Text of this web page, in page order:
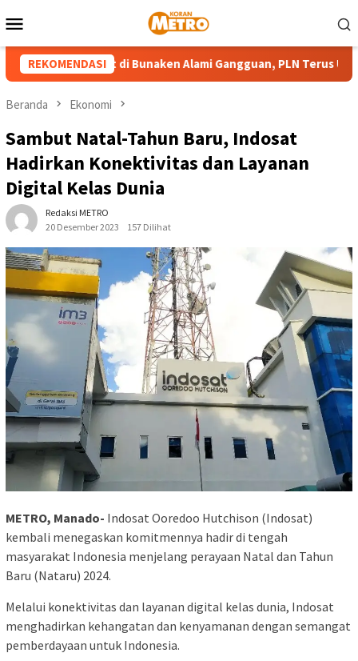
ke
Mobile
REKOMENDASI
Pembangkit di Bunaken Alami Gangguan, PLN Terus
Beranda Ekonomi
Sambut Natal-Tahun Baru, Indosat
Hadirkan Konektivitas dan Layanan
Digital Kelas Dunia
Redaksi METRO
20 Desember 2023
157 Dilihat
METRO, Manado- Indosat Ooredoo Hutchison (Indosat)
kembali menegaskan komitmennya hadir di tengah
masyarakat Indonesia menjelang perayaan Natal dan Tahun
Baru (Nataru) 2024.
Melalui konektivitas dan layanan digital kelas dunia, Indosat
menghadirkan kehangatan dan kenyamanan dengan semangat
pemberdayaan untuk Indonesia.